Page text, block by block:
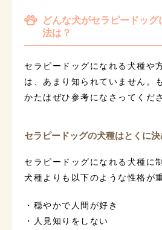
どんな犬がセラピードッ
法は？
セラピードッグになれる犬種や
は、あまり知られていません。
かたはぜひ参考になさってくだ
セラピードッグの犬種はとくに
セラピードッグになれる犬種に
犬種よりも以下のような性格が
・穏やかで人間が好き
・人見知りをしない